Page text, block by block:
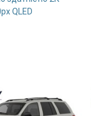
QLED